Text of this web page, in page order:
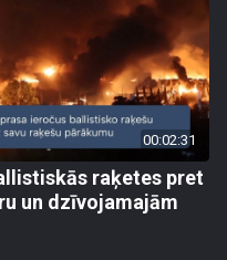
00:02:31
raķetes pret
un dzīvojamajām